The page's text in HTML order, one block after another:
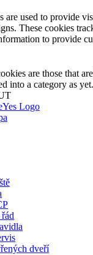
are used to provide
These cookies
to provide
are those that
into a category as yet.
dveří